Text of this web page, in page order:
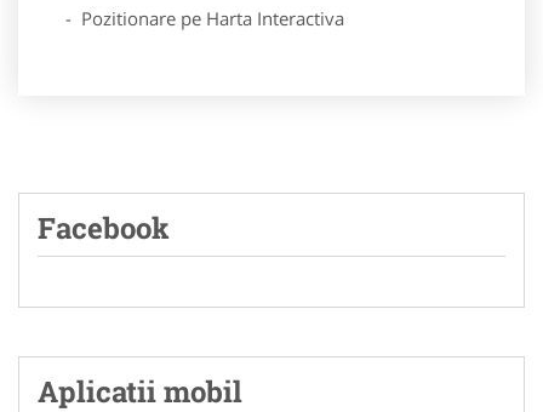
- Pozitionare pe Harta Interactiva
Facebook
Aplicatii mobil